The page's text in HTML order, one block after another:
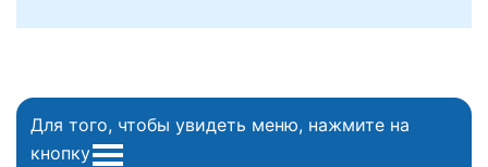
Для того, чтобы увидеть меню, нажмите на
кнопку